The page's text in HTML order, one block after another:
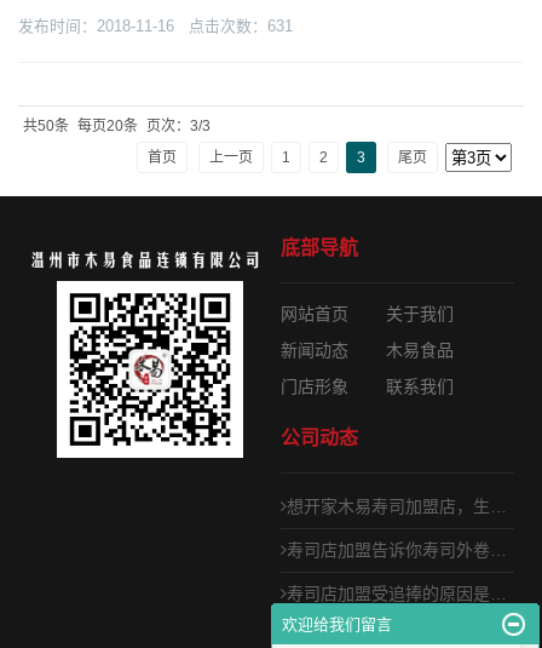
发布时间：2018-11-16 点击次数：631
共50条 每页20条 页次：3/3
首页
上一页 1 2 3 尾页
底部导航
网站首页
关于我们
新闻动态
木易食品
门店形象
联系我们
公司动态
想开家木易寿司加盟店，生意怎么样？
寿司店加盟告诉你寿司外卷内卷做法
寿司店加盟受追捧的原因是什么
寿司店加盟门槛高吗？木易寿司轻松加盟
欢迎给我们留言